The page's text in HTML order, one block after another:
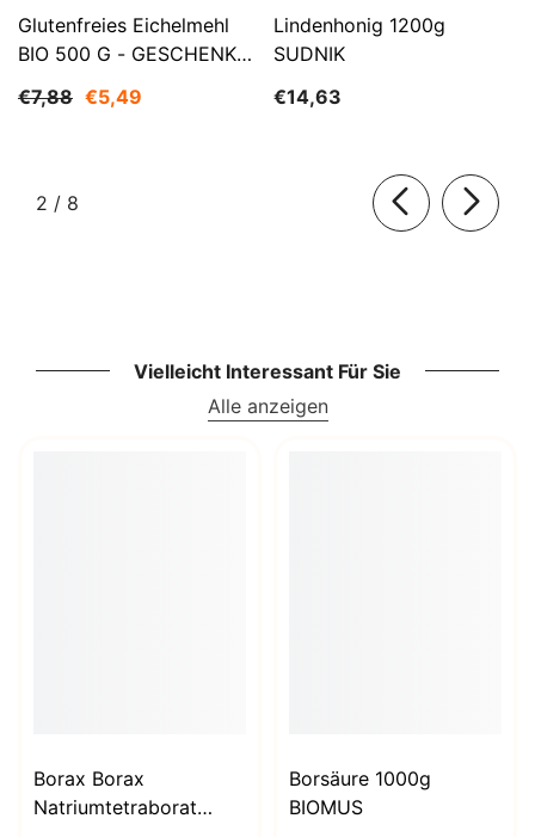
Glutenfreies Eichelmehl
BIO 500 G - GESCHENKE
€7,88 €5,49
Lindenhonig 1200g
SUDNIK
€14,63
2 / von
8
Vielleicht Interessant Für Sie
Alle anzeigen
Borax Borax
Natriumtetraborat
Borsäure 1000g
BIOMUS